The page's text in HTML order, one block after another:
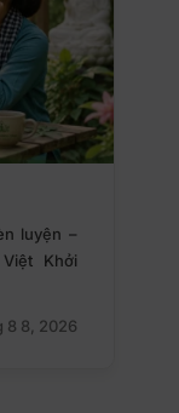
luyện –
Khởi
8 8, 2026